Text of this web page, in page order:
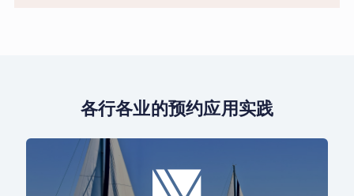
各行各业的预约应用实践